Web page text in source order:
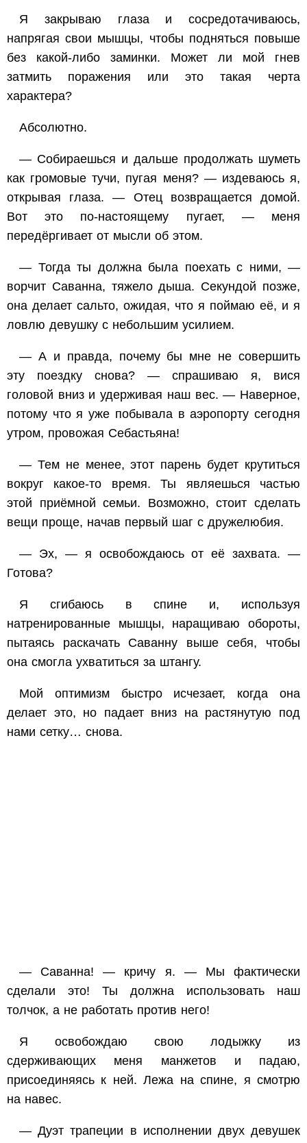
Я закрываю глаза и сосредотачиваюсь,
напрягая свои мышцы, чтобы подняться повыше
без какой-либо заминки. Может ли мой гнев
затмить поражения или это такая черта
характера?
Абсолютно.
— Собираешься и дальше продолжать шуметь
как громовые тучи, пугая меня? — издеваюсь я,
открывая глаза. — Отец возвращается домой.
Вот это по-настоящему пугает, — меня
передёргивает от мысли об этом.
— Тогда ты должна была поехать с ними, —
ворчит Саванна, тяжело дыша. Секундой позже,
она делает сальто, ожидая, что я поймаю её, и я
ловлю девушку с небольшим усилием.
— А и правда, почему бы мне не совершить
эту поездку снова? — спрашиваю я, вися
головой вниз и удерживая наш вес. — Наверное,
потому что я уже побывала в аэропорту сегодня
утром, провожая Себастьяна!
— Тем не менее, этот парень будет крутиться
вокруг какое-то время. Ты являешься частью
этой приёмной семьи. Возможно, стоит сделать
вещи проще, начав первый шаг с дружелюбия.
— Эх, — я освобождаюсь от её захвата. —
Готова?
Я сгибаюсь в спине и, используя
натренированные мышцы, наращиваю обороты,
пытаясь раскачать Саванну выше себя, чтобы
она смогла ухватиться за штангу.
Мой оптимизм быстро исчезает, когда она
делает это, но падает вниз на растянутую под
нами сетку… снова.
— Саванна! — кричу я. — Мы фактически
сделали это! Ты должна использовать наш
толчок, а не работать против него!
Я освобождаю свою лодыжку из
сдерживающих меня манжетов и падаю,
присоединяясь к ней. Лежа на спине, я смотрю
на навес.
— Дуэт трапеции в исполнении двух девушек